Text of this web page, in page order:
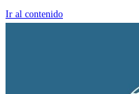
Ir al contenido